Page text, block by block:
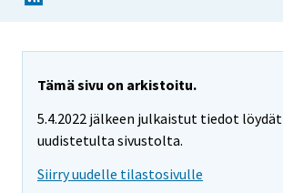
Tämä sivu on arkistoitu.
5.4.2022 jälkeen julkaistut tiedot löydät
uudistetulta sivustolta.
Siirry uudelle tilastosivulle